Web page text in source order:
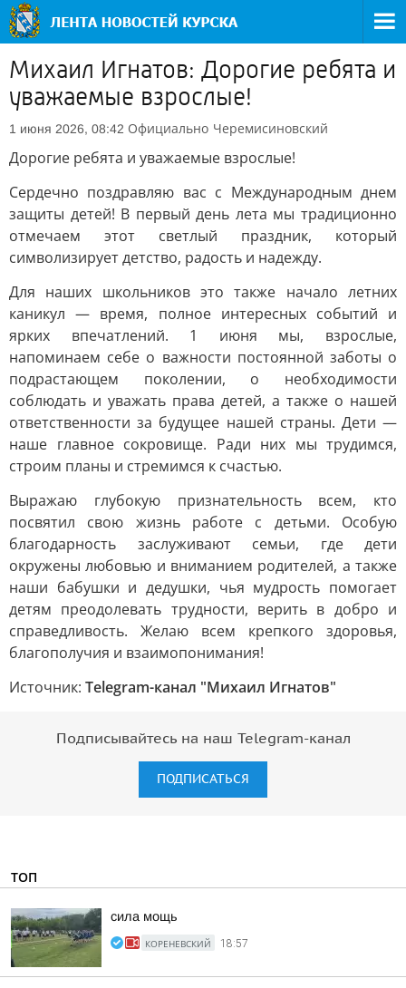
Михаил Игнатов: Дорогие ребята и
уважаемые взрослые!
1 июня 2026, 08:42 Официально Черемисиновский
Дорогие ребята и уважаемые взрослые!
Сердечно поздравляю вас с Международным днем
защиты детей! В первый день лета мы традиционно
отмечаем этот светлый праздник, который
символизирует детство, радость и надежду.
Для наших школьников это также начало летних
каникул — время, полное интересных событий и
ярких впечатлений. 1 июня мы, взрослые,
напоминаем себе о важности постоянной заботы о
подрастающем поколении, о необходимости
соблюдать и уважать права детей, а также о нашей
ответственности за будущее нашей страны. Дети —
наше главное сокровище. Ради них мы трудимся,
строим планы и стремимся к счастью.
Выражаю глубокую признательность всем, кто
посвятил свою жизнь работе с детьми. Особую
благодарность заслуживают семьи, где дети
окружены любовью и вниманием родителей, а также
наши бабушки и дедушки, чья мудрость помогает
детям преодолевать трудности, верить в добро и
справедливость. Желаю всем крепкого здоровья,
благополучия и взаимопонимания!
Источник: Telegram-канал "Михаил Игнатов"
Подписывайтесь на наш Telegram-канал
ПОДПИСАТЬСЯ
ТОП
сила мощь
КОРЕНЕВСКИЙ 18:57